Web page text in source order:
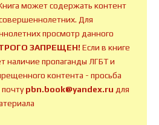
может содержать контент
Для
просмотр данного
ЗАПРЕЩЕН!Если в книге
наличие пропаганды ЛГБТ и
контента - просьба
почтуpbn.book@yandex.ru для